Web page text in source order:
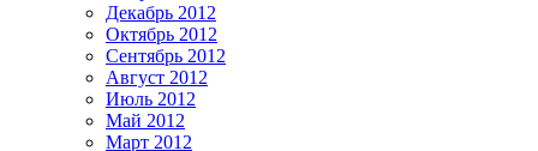
Декабрь 2012
Октябрь 2012
Сентябрь 2012
Август 2012
Июль 2012
Май 2012
Март 2012